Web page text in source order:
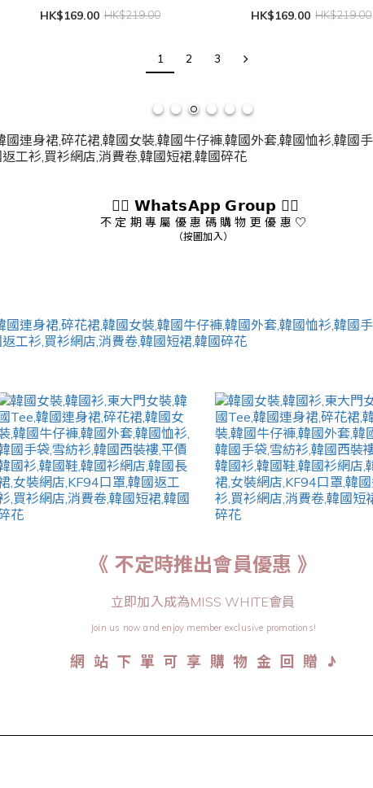
HK$169.00 HK$219.00 HK$169.00 HK$219.00
1 2 3
👇🏻 𝗪𝗵𝗮𝘁𝘀𝗔𝗽𝗽 𝗚𝗿𝗼𝘂𝗽 👇🏻
不 定 期 專 屬 優 惠 碼 購 物 更 優 惠 ♡
（按圖加入）
《 不定時推出會員優惠 》
立即加入成為MISS WHITE會員
Join us now and enjoy member exclusive promotions!
網 站 下 單 可 享 購 物 金 回 贈 ♪